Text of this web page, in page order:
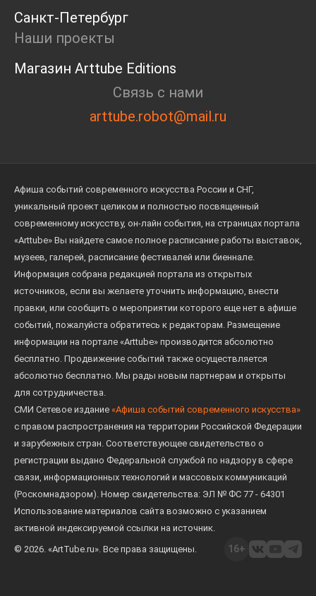
Санкт-Петербург
Наши проекты
Магазин Arttube Editions
Связь с нами
arttube.robot@mail.ru
Афиша событий современного искусства России и СНГ,
уникальный проект целиком и полностью посвященный
современному искусству, он-лайн события, на страницах портала
«Arttube» Вы найдете самое полное расписание работы выставок,
музеев, галерей, расписание фестивалей или биеннале.
Информация собрана редакцией портала из открытых
источников, если вы желаете уточнить информацию, внести
правки, или сообщить о мероприятии которого еще нет в афише
событий, пожалуйста обратитесь к редакторам. Размещение
информации на портале «Arttube» производится абсолютно
бесплатно. Продвижение событий также осуществляется
абсолютно бесплатно. Мы рады новым партнерам и открыты
для сотрудничества.
СМИ Сетевое издание «Афиша событий современного искусства»
с правом распространения на территории Российской Федерации
и зарубежных стран. Соответствующее свидетельство о
регистрации выдано Федеральной службой по надзору в сфере
связи, информационных технологий и массовых коммуникаций
(Роскомнадзором). Номер свидетельства: ЭЛ № ФС 77 - 64301
Использование материалов сайта возможно с указанием
активной индексируемой ссылки на источник.
© 2026. «ArtTube.ru». Все права защищены.
16+